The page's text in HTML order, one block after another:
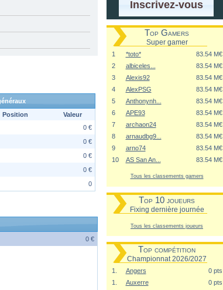
Position
Valeur
0 €
0 €
0 €
0 €
0
0 €
Inscrivez-vous
Top Gamers
Super gamer
1 *toto*
83.54 M€
2
albiceles...
83.54 M€
3
Alexis92
83.54 M€
4
AlexPSG
83.54 M€
5
Anthonynh...
83.54 M€
6
APE93
83.54 M€
7
archaon24
83.54 M€
8
arnaudbg9...
83.54 M€
9
arno74
83.54 M€
10
AS San An... 83.54 M€
Tous les classements gamers
Top 10 joueurs
Fixing dernière journée
Tous les classements joueurs
Top compétition
Championnat 2026/2027
1. Angers
0 pts
1.
Auxerre
0 pts